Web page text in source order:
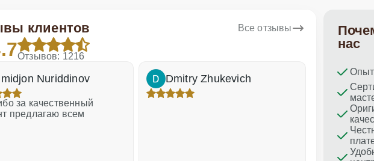
клиентов Все отзывы
Отзывов: 1216
Nuriddinov
за качественный
предлагаю всем
Dmitry Zhukevich Dina
Отличное
нас
Опыт